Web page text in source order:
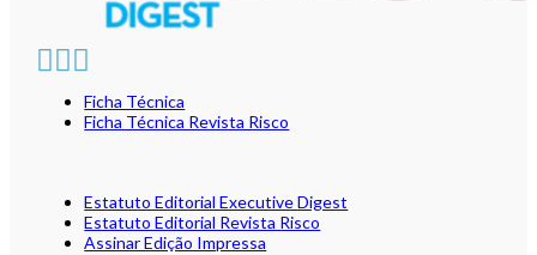
Ficha Técnica
Ficha Técnica Revista Risco
Estatuto Editorial Executive Digest
Estatuto Editorial Revista Risco
Assinar Edição Impressa